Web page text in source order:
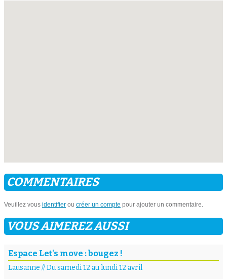
COMMENTAIRES
Veuillez vous identifier ou créer un compte pour ajouter un commentaire.
VOUS AIMEREZ AUSSI
Espace Let's move : bougez !
Lausanne //Du samedi 12 au lundi 12 avril